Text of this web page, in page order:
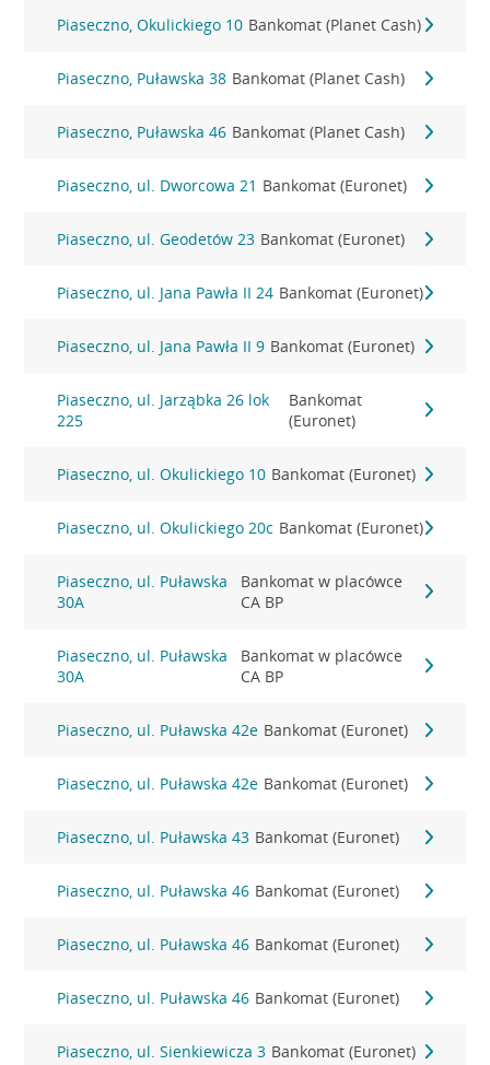
Piaseczno, Okulickiego 10 Bankomat (Planet Cash)
Piaseczno, Puławska 38 Bankomat (Planet Cash)
Piaseczno, Puławska 46 Bankomat (Planet Cash)
Piaseczno, ul. Dworcowa 21 Bankomat (Euronet)
Piaseczno, ul. Geodetów 23 Bankomat (Euronet)
Piaseczno, ul. Jana Pawła II 24 Bankomat (Euronet)
Piaseczno, ul. Jana Pawła II 9 Bankomat (Euronet)
Piaseczno, ul. Jarząbka 26 lok
225
Bankomat
(Euronet)
Piaseczno, ul. Okulickiego 10 Bankomat (Euronet)
Piaseczno, ul. Okulickiego 20c Bankomat (Euronet)
Piaseczno, ul. Puławska
30A
Bankomat w placówce
CA BP
Piaseczno, ul. Puławska
30A
Bankomat w placówce
CA BP
Piaseczno, ul. Puławska 42e Bankomat (Euronet)
Piaseczno, ul. Puławska 42e Bankomat (Euronet)
Piaseczno, ul. Puławska 43 Bankomat (Euronet)
Piaseczno, ul. Puławska 46 Bankomat (Euronet)
Piaseczno, ul. Puławska 46 Bankomat (Euronet)
Piaseczno, ul. Puławska 46 Bankomat (Euronet)
Piaseczno, ul. Sienkiewicza 3 Bankomat (Euronet)